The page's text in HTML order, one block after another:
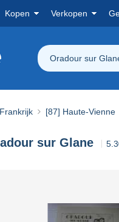
Kopen Verkopen
Oradour sur
Frankrijk [87] Haute-Vienne
sur Glane